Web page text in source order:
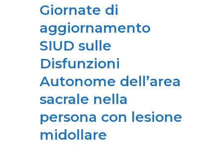
Giornate di
aggiornamento
SIUD sulle
Disfunzioni
Autonome dell’area
sacrale nella
persona con lesione
midollare